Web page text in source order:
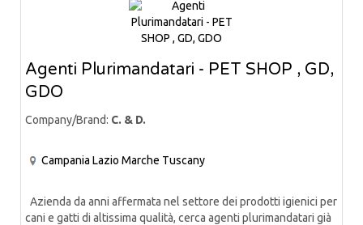
Agenti Plurimandatari - PET SHOP , GD,
GDO
Company/Brand: C. & D.
Campania Lazio Marche Tuscany
Azienda da anni affermata nel settore dei prodotti igienici per
cani e gatti di altissima qualità, cerca agenti plurimandatari già